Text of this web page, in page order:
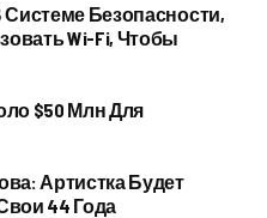
Безопасности,
Wi-Fi, Чтобы
$50 Млн Для
Артистка Будет
44 Года